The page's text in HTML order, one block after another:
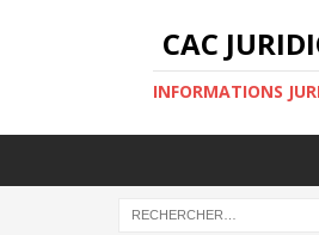
CAC
INFORMATIONS